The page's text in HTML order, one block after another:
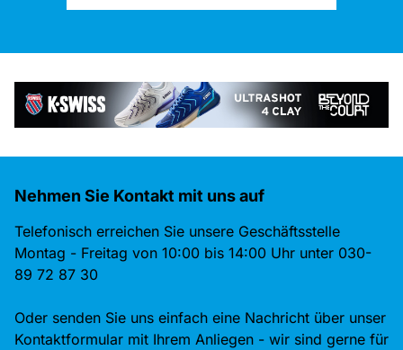
Nehmen Sie Kontakt mit uns auf
Telefonisch erreichen Sie unsere Geschäftsstelle
Montag - Freitag von 10:00 bis 14:00 Uhr unter 030-
89 72 87 30
Oder senden Sie uns einfach eine Nachricht über unser
Kontaktformular mit Ihrem Anliegen - wir sind gerne für